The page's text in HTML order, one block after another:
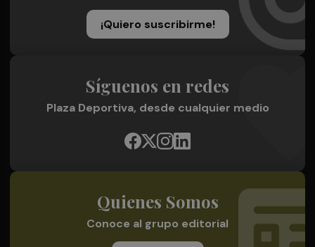
¡Quiero suscribirme!
Síguenos en redes
Plaza Deportiva, desde cualquier medio
Quienes Somos
Conoce al grupo editorial